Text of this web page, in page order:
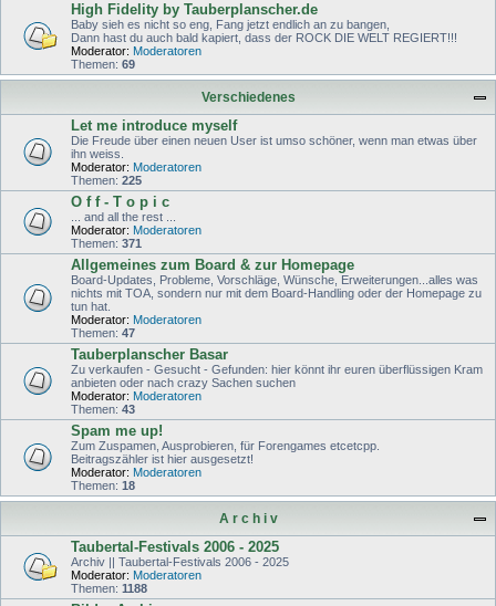
High Fidelity by Tauberplanscher.de
Baby sieh es nicht so eng, Fang jetzt endlich an zu bangen,
Dann hast du auch bald kapiert, dass der ROCK DIE WELT REGIERT!!!
Moderator: Moderatoren
Themen: 69
Verschiedenes
Let me introduce myself
Die Freude über einen neuen User ist umso schöner, wenn man etwas über
ihn weiss.
Moderator: Moderatoren
Themen: 225
O f f - T o p i c
... and all the rest ...
Moderator: Moderatoren
Themen: 371
Allgemeines zum Board & zur Homepage
Board-Updates, Probleme, Vorschläge, Wünsche, Erweiterungen...alles was
nichts mit TOA, sondern nur mit dem Board-Handling oder der Homepage zu
tun hat.
Moderator: Moderatoren
Themen: 47
Tauberplanscher Basar
Zu verkaufen - Gesucht - Gefunden: hier könnt ihr euren überflüssigen Kram
anbieten oder nach crazy Sachen suchen
Moderator: Moderatoren
Themen: 43
Spam me up!
Zum Zuspamen, Ausprobieren, für Forengames etcetcpp.
Beitragszähler ist hier ausgesetzt!
Moderator: Moderatoren
Themen: 18
A r c h i v
Taubertal-Festivals 2006 - 2025
Archiv || Taubertal-Festivals 2006 - 2025
Moderator: Moderatoren
Themen: 1188